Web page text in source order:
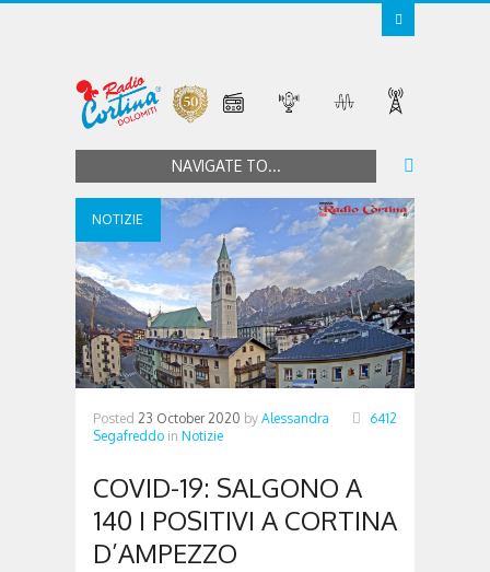
NAVIGATE TO...
NOTIZIE
Posted 23 October 2020 by Alessandra
Segafreddo in Notizie
6412
COVID-19: SALGONO A
140 I POSITIVI A CORTINA
D’AMPEZZO